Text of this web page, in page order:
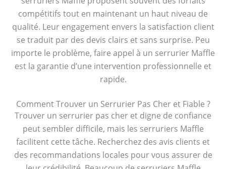
compétitifs tout en maintenant un haut niveau de
qualité. Leur engagement envers la satisfaction client
se traduit par des devis clairs et sans surprise. Peu
importe le problème, faire appel à un serrurier Maffle
est la garantie d’une intervention professionnelle et
rapide.
Comment Trouver un Serrurier Pas Cher et Fiable ?
Trouver un serrurier pas cher et digne de confiance
peut sembler difficile, mais les serruriers Maffle
facilitent cette tâche. Recherchez des avis clients et
des recommandations locales pour vous assurer de